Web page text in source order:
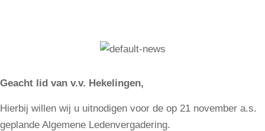
Geacht lid van v.v. Hekelingen,
Hierbij willen wij u uitnodigen voor de op 21 november a.s.
geplande Algemene Ledenvergadering.